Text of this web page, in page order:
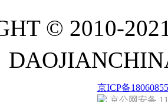
© 2010-
京ICP备
京公网安备